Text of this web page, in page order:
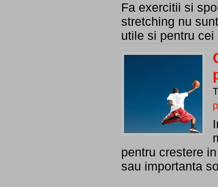
Fa exercitii si
stretching nu
utile si pentru
pentru crestere
sau importanta